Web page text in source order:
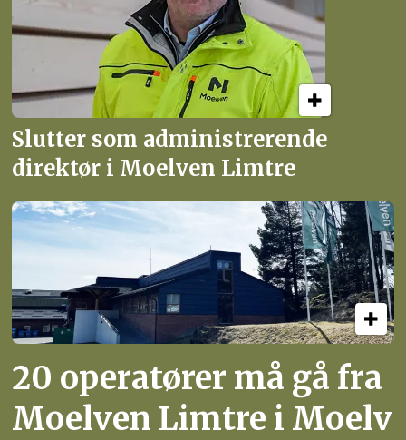
Slutter som administrerende
direktør i Moelven Limtre
20 operatører må gå fra
Moelven Limtre i Moelv